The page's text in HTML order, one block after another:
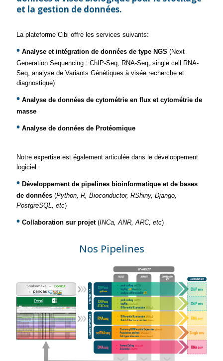
et la gestion de données.
La plateforme Cibi offre les services suivants:
• Analyse et intégration de données de type NGS (Next
Generation Sequencing : ChIP-Seq, RNA-Seq, single cell RNA-
Seq, analyse de Variants Génétiques à visée recherche et
diagnostique)
• Analyse de données de cytométrie en flux et cytométrie de
masse
• Analyse de données de Protéomique
Notre expertise est également articulée dans le développement
logiciel :
• Développement de pipelines bioinformatique et de bases
de données (Python, R, Bioconductor, RShiny, Django,
PostgreSQL, etc)
• Collaboration sur projet(INCa, ANR, ARC, etc)
Nos Pipelines